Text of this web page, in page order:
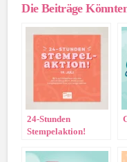
Die Beiträge
24-Stunden
Stempelaktion!